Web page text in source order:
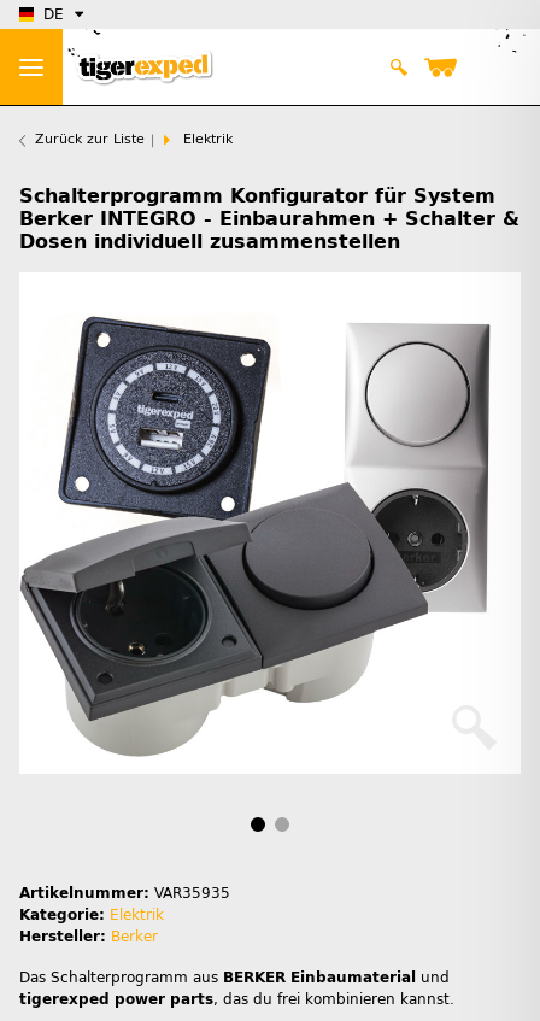
DE
Zurück zur Liste Elektrik
Schalterprogramm Konfigurator für System
Berker INTEGRO - Einbaurahmen + Schalter &
Dosen individuell zusammenstellen
Artikelnummer: VAR35935
Kategorie: Elektrik
Hersteller: Berker
Das Schalterprogramm aus BERKER Einbaumaterial und
tigerexped power parts, das du frei kombinieren kannst.